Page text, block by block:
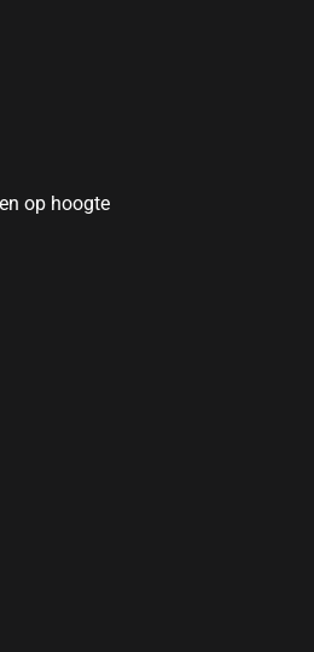
op hoogte